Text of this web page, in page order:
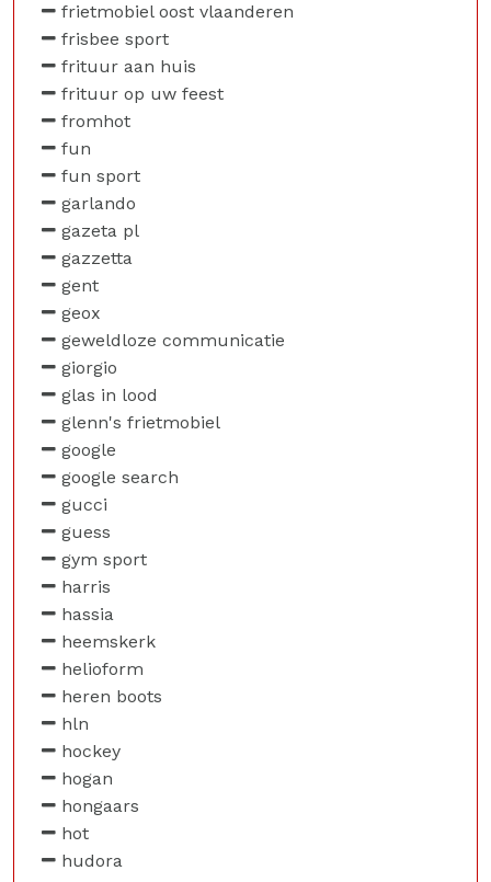
frietmobiel oost vlaanderen
frisbee sport
frituur aan huis
frituur op uw feest
fromhot
fun
fun sport
garlando
gazeta pl
gazzetta
gent
geox
geweldloze communicatie
giorgio
glas in lood
glenn's frietmobiel
google
google search
gucci
guess
gym sport
harris
hassia
heemskerk
helioform
heren boots
hln
hockey
hogan
hongaars
hot
hudora